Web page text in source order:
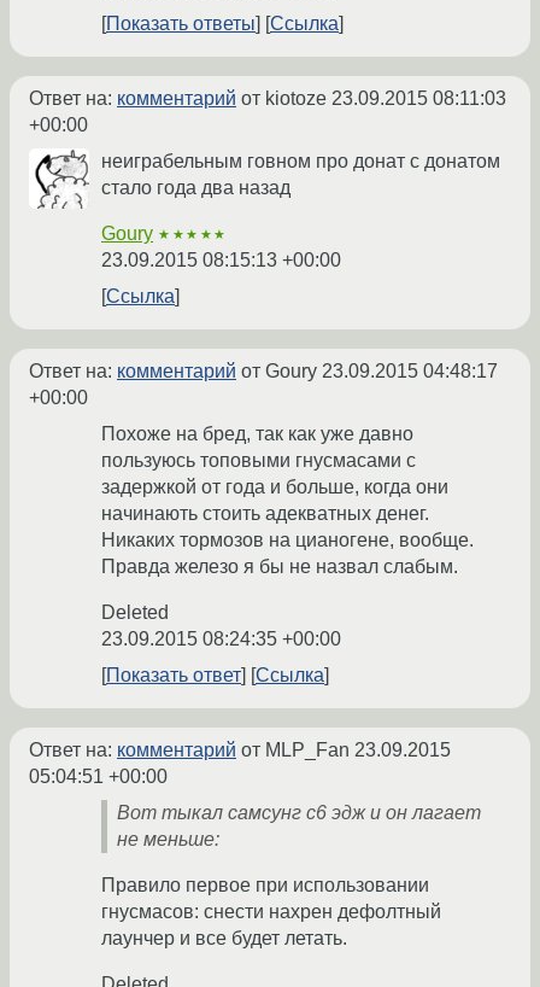
Показать ответы
Ссылка
Ответ на: комментарий от kiotoze 23.09.2015 08:11:03
+00:00
неиграбельным говном про донат с донатом
стало года два назад
Goury ★★★★★
23.09.2015 08:15:13 +00:00
Ссылка
Ответ на: комментарий от Goury 23.09.2015 04:48:17
+00:00
Похоже на бред, так как уже давно
пользуюсь топовыми гнусмасами с
задержкой от года и больше, когда они
начинають стоить адекватных денег.
Никаких тормозов на цианогене, вообще.
Правда железо я бы не назвал слабым.
Deleted
23.09.2015 08:24:35 +00:00
Показать ответ
Ссылка
Ответ на: комментарий от MLP_Fan 23.09.2015
05:04:51 +00:00
Вот тыкал самсунг с6 эдж и он лагает
не меньше:
Правило первое при использовании
гнусмасов: снести нахрен дефолтный
лаунчер и все будет летать.